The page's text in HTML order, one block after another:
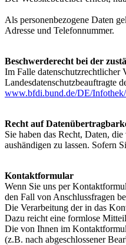
Als personenbezogene Daten
Adresse und Telefonnummer.
Beschwerderecht bei der
Im Falle datenschutzrechtlicher
Landesdatenschutzbeauftragte
www.bfdi.bund.de/DE/
Recht auf
Sie haben das Recht, Daten,
aushändigen zu lassen. Sofern
Kontaktformular
Wenn Sie uns per
den Fall von Anschlussfragen
Die Verarbeitung der in das
Dazu reicht eine formlose
Die von Ihnen im
(z.B. nach abgeschlossener